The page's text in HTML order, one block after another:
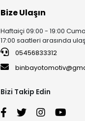
Bize Ulaşın
Haftaiçi 09:00 - 19:00
17:00 saatleri arasında
05456833312
Bizi Takip Edin